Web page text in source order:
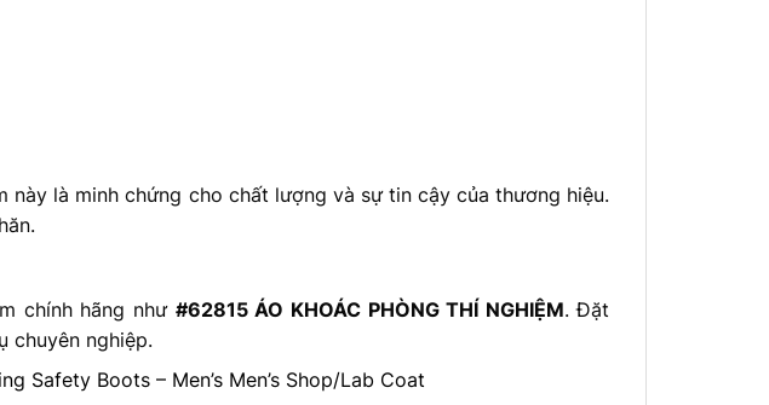
này là minh chứng cho chất lượng và sự tin cậy của thương hiệu.
chính hãng như #62815 ÁO KHOÁC PHÒNG THÍ NGHIỆM. Đặt
chuyên nghiệp.
Safety Boots – Men’s Men’s Shop/Lab Coat